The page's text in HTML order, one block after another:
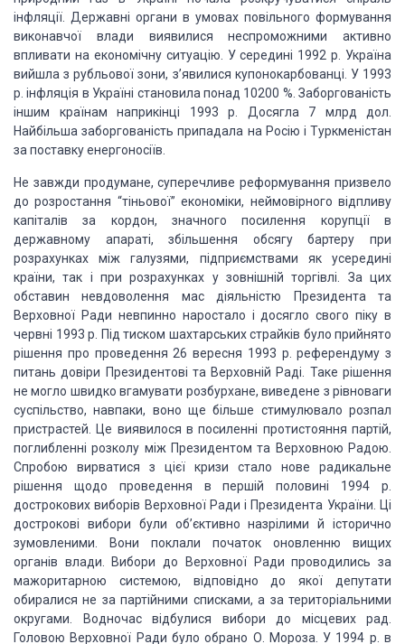
інфляції. Державні органи в умовах повільного формування
виконавчої влади виявилися неспроможними активно
впливати на економічну ситуацію.
У середині 1992 р. Україна
вийшла з рубльової зони, з’явилися купонокарбованці. У 1993
р. інфляція в Україні становила понад 10200 %. Заборгованість
іншим країнам наприкінці 1993 р. Досягла 7 млрд дол.
Найбільша заборгованість припадала на Росію і Туркменістан
за поставку енергоносіїв.
Не завжди продумане, суперечливе реформування призвело
до розростання “тіньової” економіки, неймовірного відпливу
капіталів за кордон, значного посилення корупціїв
державному апараті, збільшення обсягу бартеру при
розрахунках між галузями, підприємствами як усередині
країни, так і при розрахунках у зовнішній торгівлі. За цих
обставин невдоволення мас діяльністю Президента та
Верховної Ради невпинно наростало і досягло свого піку в
червні 1993 р. Під тиском шахтарських страйків було прийнято
рішення про проведення 26 вересня 1993 р. референдуму з
питань довіри Президентові та Верховній Раді. Таке рішення
не могло швидко вгамувати розбурхане, виведене з рівноваги
суспільство, навпаки, воно ще більше стимулювало розпал
пристрастей. Це виявилося в посиленні протистояння партій,
поглибленні розколу між Президентом та Верховною Радою.
Спробою вирватися з цієї кризи стало нове радикальне
рішення щодо проведення в першій половині 1994 р.
дострокових виборів Верховної Ради і Президента України. Ці
дострокові вибори були об’єктивно назрілими й історично
зумовленими. Вони поклали початок оновленню вищих
органів влади. Вибори до Верховної Ради проводились за
мажоритарною системою, відповідно до якої депутати
обиралися не за партійними списками, а за територіальними
округами. Водночас відбулися вибори до місцевих рад.
Головою Верховної Ради було обрано О. Мороза. У 1994 р. в